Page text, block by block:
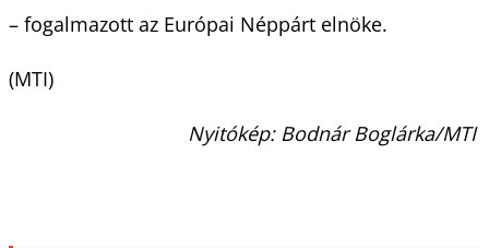
– fogalmazott az Európai Néppárt elnöke.
(MTI)
Nyitókép: Bodnár Boglárka/MTI